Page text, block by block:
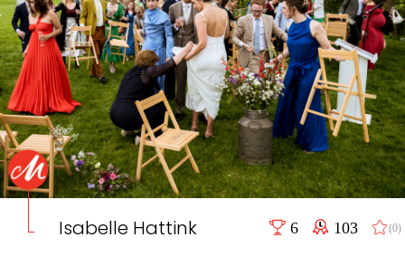
Isabelle Hattink 6 103 (0)